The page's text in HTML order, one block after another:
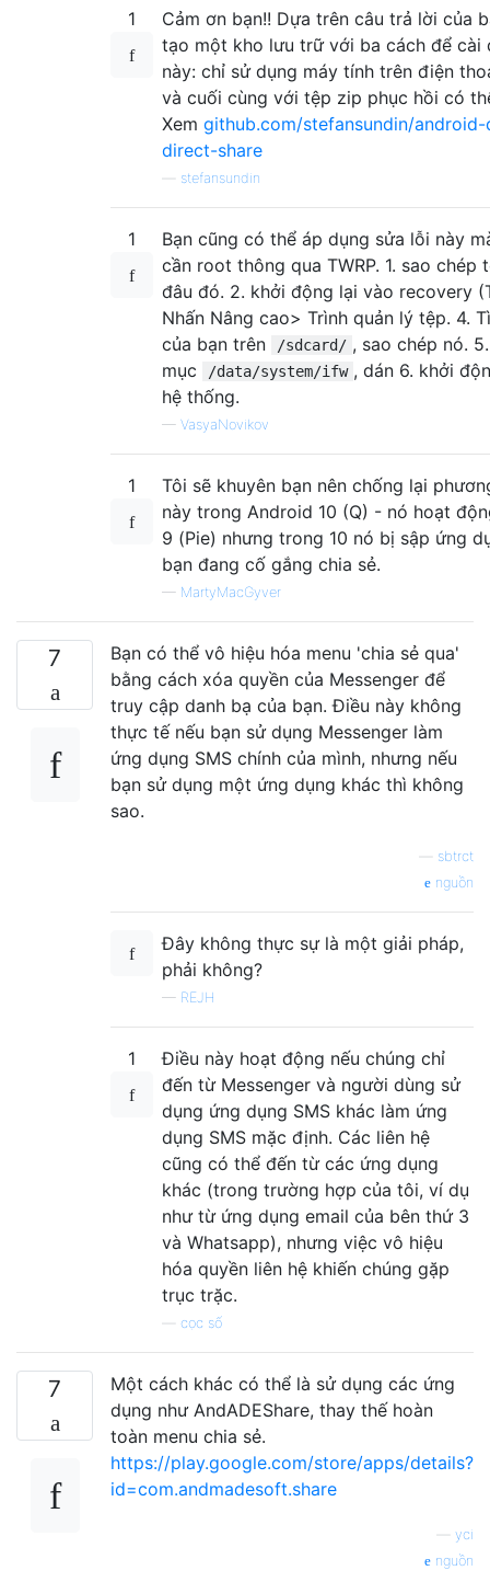
1
Cảm ơn bạn!! Dựa trên câu trả lời của
tạo một kho lưu trữ với ba cách để cài
này: chỉ sử dụng máy tính trên điện
và cuối cùng với tệp zip phục hồi có
Xem github.com/stefansundin/
direct-share
stefansundin
1
Bạn cũng có thể áp dụng sửa lỗi này
cần root thông qua TWRP. 1. sao chép
đâu đó. 2. khởi động lại vào recovery
Nhấn Nâng cao> Trình quản lý tệp. 4.
của bạn trên
/sdcard/ , sao chép nó.
mục
/data/system/ifw , dán 6. khởi
hệ thống.
— VasyaNovikov
1
Tôi sẽ khuyên bạn nên chống lại
này trong Android 10 (Q) - nó hoạt
9 (Pie) nhưng trong 10 nó bị sập ứng
bạn đang cố gắng chia sẻ.
— MartyMacGyver
7
Bạn có thể vô hiệu hóa menu 'chia sẻ qua'
bằng cách xóa quyền của Messenger để
truy cập danh bạ của bạn. Điều này không
thực tế nếu bạn sử dụng Messenger làm
ứng dụng SMS chính của mình, nhưng nếu
bạn sử dụng một ứng dụng khác thì không
sao.
sbtrct
nguồn
Đây không thực sự là một giải pháp,
phải không?
— REJH
1
Điều này hoạt động nếu chúng chỉ
đến từ Messenger và người dùng sử
dụng ứng dụng SMS khác làm ứng
dụng SMS mặc định. Các liên hệ
cũng có thể đến từ các ứng dụng
khác (trong trường hợp của tôi, ví dụ
như từ ứng dụng email của bên thứ 3
và Whatsapp), nhưng việc vô hiệu
hóa quyền liên hệ khiến chúng gặp
trục trặc.
cọc số
7
Một cách khác có thể là sử dụng các ứng
dụng như AndADEShare, thay thế hoàn
toàn menu chia sẻ.
https://play.google.com/store/apps/details?
id=com.andmadesoft.share
yci
nguồn